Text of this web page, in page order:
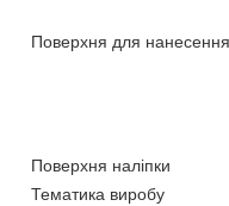
Поверхня для нанесення
Поверхня наліпки
Тематика виробу